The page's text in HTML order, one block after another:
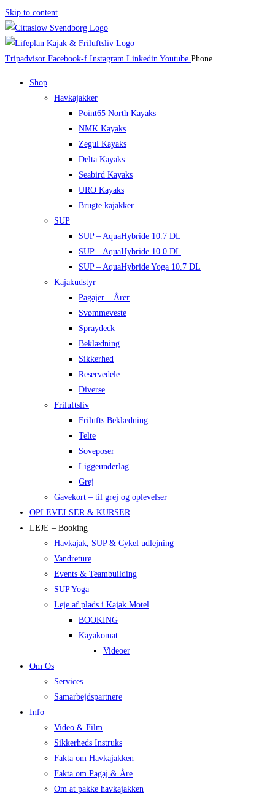
Skip to content
Tripadvisor Facebook-f Instagram Linkedin Youtube Phone
Shop
Havkajakker
Point65 North Kayaks
NMK Kayaks
Zegul Kayaks
Delta Kayaks
Seabird Kayaks
URO Kayaks
Brugte kajakker
SUP
SUP – AquaHybride 10.7 DL
SUP – AquaHybride 10.0 DL
SUP – AquaHybride Yoga 10.7 DL
Kajakudstyr
Pagajer – Årer
Svømmeveste
Spraydeck
Beklædning
Sikkerhed
Reservedele
Diverse
Friluftsliv
Frilufts Beklædning
Telte
Soveposer
Liggeunderlag
Grej
Gavekort – til grej og oplevelser
OPLEVELSER & KURSER
LEJE – Booking
Havkajak, SUP & Cykel udlejning
Vandreture
Events & Teambuilding
SUP Yoga
Leje af plads i Kajak Motel
BOOKING
Kayakomat
Videoer
Om Os
Services
Samarbejdspartnere
Info
Video & Film
Sikkerheds Instruks
Fakta om Havkajakken
Fakta om Pagaj & Åre
Om at pakke havkajakken